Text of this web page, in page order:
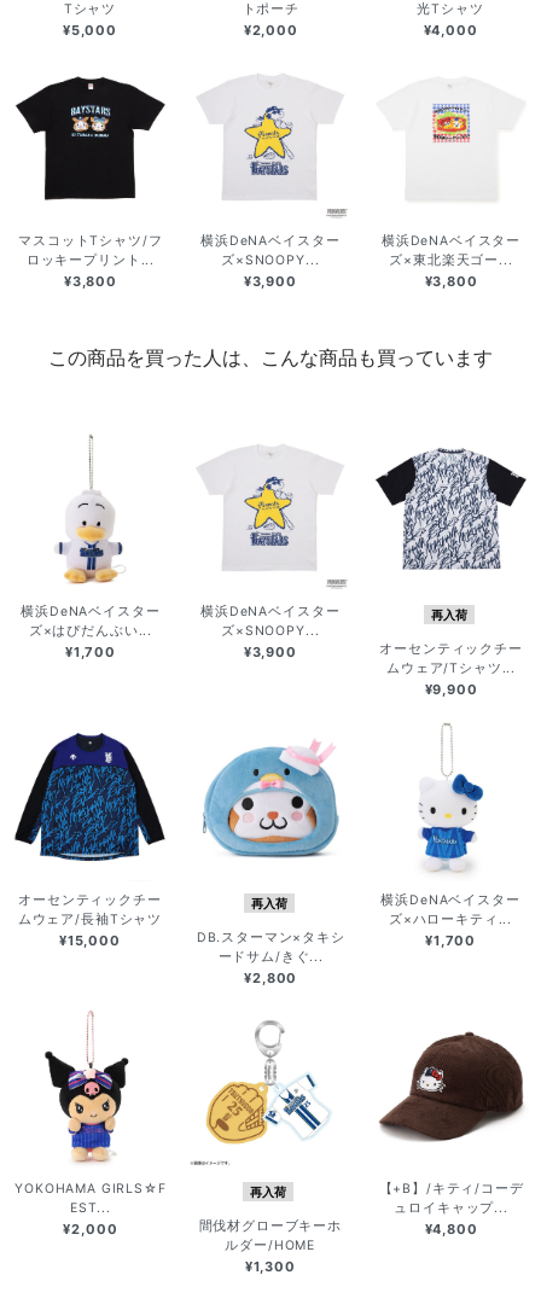
Tシャツ
¥5,000
トポーチ
¥2,000
光Tシャツ
¥4,000
マスコットTシャツ/フ
ロッキープリント...
¥3,800
横浜DeNAベイスター
ズ×SNOOPY...
¥3,900
横浜DeNAベイスター
ズ×東北楽天ゴー...
¥3,800
この商品を買った人は、こんな商品も買っています
横浜DeNAベイスター
ズ×はぴだんぶい...
¥1,700
横浜DeNAベイスター
ズ×SNOOPY...
¥3,900
再入荷
オーセンティックチー
ムウェア/Tシャツ...
¥9,900
オーセンティックチー
ムウェア/長袖Tシャツ
¥15,000
再入荷
DB.スターマン×タキシ
ードサム/きぐ...
¥2,800
横浜DeNAベイスター
ズ×ハローキティ...
¥1,700
YOKOHAMA GIRLS☆F
EST...
¥2,000
再入荷
間伐材グローブキーホ
ルダー/HOME
¥1,300
【+B】/キティ/コーデ
ュロイキャップ...
¥4,800